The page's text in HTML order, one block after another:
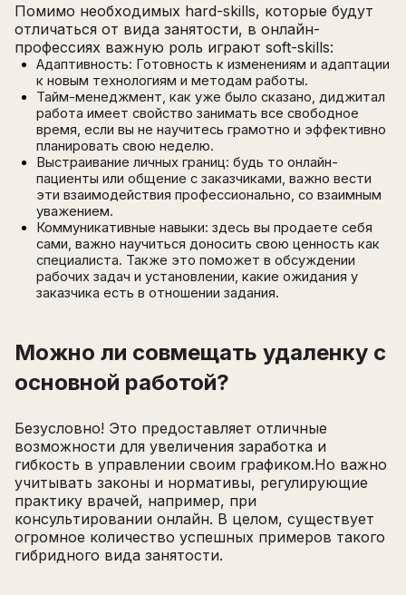
Помимо необходимых hard-skills, которые будут
отличаться от вида занятости, в онлайн-
профессиях важную роль играют soft-skills:
Адаптивность: Готовность к изменениям и адаптации
к новым технологиям и методам работы.
Тайм-менеджмент, как уже было сказано, диджитал
работа имеет свойство занимать все свободное
время, если вы не научитесь грамотно и эффективно
планировать свою неделю.
Выстраивание личных границ: будь то онлайн-
пациенты или общение с заказчиками, важно вести
эти взаимодействия профессионально, со взаимным
уважением.
Коммуникативные навыки: здесь вы продаете себя
сами, важно научиться доносить свою ценность как
специалиста. Также это поможет в обсуждении
рабочих задач и установлении, какие ожидания у
заказчика есть в отношении задания.
Можно ли совмещать удаленку с
основной работой?
Безусловно! Это предоставляет отличные
возможности для увеличения заработка и
гибкость в управлении своим графиком.Но важно
учитывать законы и нормативы, регулирующие
практику врачей, например, при
консультировании онлайн. В целом, существует
огромное количество успешных примеров такого
гибридного вида занятости.